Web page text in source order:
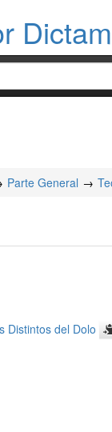
Parte General
Distintos del Dolo